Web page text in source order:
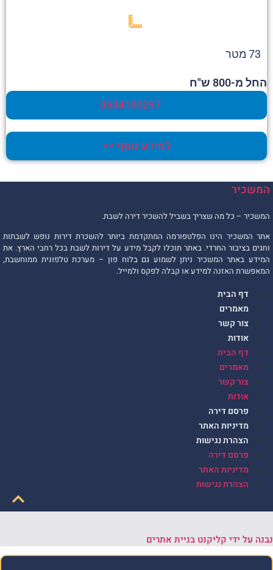
73 מטר
החל מ-800 ש"ח
0534190297
למידע נוסף >>
המשכיר
המשכיר – כל מה שצריך בשביל להשכיר דירה לשבת.
אתר המשכיר הינו הפלטפורמה המתקדמת ביותר להשכרת דירות נופש לשבתות
וחגים בציבור החרדי. באתר תוכלו לקבל מידע על דירות לשבת בכל רחבי הארץ. את
המידע באתר המשכיר ניתן לשמוע גם בלוח פון – מערכת טלפונית ממוחשבת,
המאפשרת האזנה למידע או קבלה לפקס ולמייל.
דף הבית
מאמרים
צור קשר
אודות
דף הבית
מאמרים
צור קשר
אודות
פרסם דירה
מדיניות האתר
הצהרת נגישות
פרסם דירה
מדיניות האתר
הצהרת נגישות
נבנה על ידי קליקנט בניית אתרים